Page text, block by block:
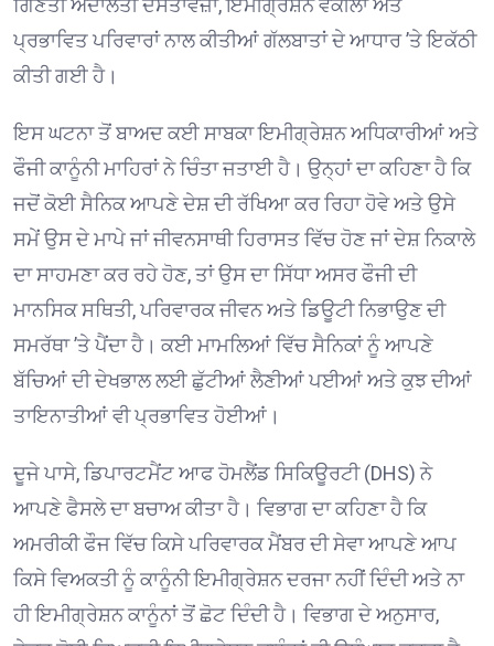
ਗਿਣਤੀ ਅਦਾਲਤੀ ਦਸਤਾਵੇਜ਼ਾਂ, ਇਮੀਗ੍ਰੇਸ਼ਨ ਵਕੀਲਾਂ ਅਤੇ
ਪ੍ਰਭਾਵਿਤ ਪਰਿਵਾਰਾਂ ਨਾਲ ਕੀਤੀਆਂ ਗੱਲਬਾਤਾਂ ਦੇ ਆਧਾਰ ’ਤੇ ਇਕੱਠੀ
ਕੀਤੀ ਗਈ ਹੈ। ⁠
ਇਸ ਘਟਨਾ ਤੋਂ ਬਾਅਦ ਕਈ ਸਾਬਕਾ ਇਮੀਗ੍ਰੇਸ਼ਨ ਅਧਿਕਾਰੀਆਂ ਅਤੇ
ਫੌਜੀ ਕਾਨੂੰਨੀ ਮਾਹਿਰਾਂ ਨੇ ਚਿੰਤਾ ਜਤਾਈ ਹੈ। ਉਨ੍ਹਾਂ ਦਾ ਕਹਿਣਾ ਹੈ ਕਿ
ਜਦੋਂ ਕੋਈ ਸੈਨਿਕ ਆਪਣੇ ਦੇਸ਼ ਦੀ ਰੱਖਿਆ ਕਰ ਰਿਹਾ ਹੋਵੇ ਅਤੇ ਉਸੇ
ਸਮੇਂ ਉਸ ਦੇ ਮਾਪੇ ਜਾਂ ਜੀਵਨਸਾਥੀ ਹਿਰਾਸਤ ਵਿੱਚ ਹੋਣ ਜਾਂ ਦੇਸ਼ ਨਿਕਾਲੇ
ਦਾ ਸਾਹਮਣਾ ਕਰ ਰਹੇ ਹੋਣ, ਤਾਂ ਉਸ ਦਾ ਸਿੱਧਾ ਅਸਰ ਫੌਜੀ ਦੀ
ਮਾਨਸਿਕ ਸਥਿਤੀ, ਪਰਿਵਾਰਕ ਜੀਵਨ ਅਤੇ ਡਿਊਟੀ ਨਿਭਾਉਣ ਦੀ
ਸਮਰੱਥਾ ’ਤੇ ਪੈਂਦਾ ਹੈ। ਕਈ ਮਾਮਲਿਆਂ ਵਿੱਚ ਸੈਨਿਕਾਂ ਨੂੰ ਆਪਣੇ
ਬੱਚਿਆਂ ਦੀ ਦੇਖਭਾਲ ਲਈ ਛੁੱਟੀਆਂ ਲੈਣੀਆਂ ਪਈਆਂ ਅਤੇ ਕੁਝ ਦੀਆਂ
ਤਾਇਨਾਤੀਆਂ ਵੀ ਪ੍ਰਭਾਵਿਤ ਹੋਈਆਂ। ⁠
ਦੂਜੇ ਪਾਸੇ, ਡਿਪਾਰਟਮੈਂਟ ਆਫ ਹੋਮਲੈਂਡ ਸਿਕਿਊਰਟੀ (DHS) ਨੇ
ਆਪਣੇ ਫੈਸਲੇ ਦਾ ਬਚਾਅ ਕੀਤਾ ਹੈ। ਵਿਭਾਗ ਦਾ ਕਹਿਣਾ ਹੈ ਕਿ
ਅਮਰੀਕੀ ਫੌਜ ਵਿੱਚ ਕਿਸੇ ਪਰਿਵਾਰਕ ਮੈਂਬਰ ਦੀ ਸੇਵਾ ਆਪਣੇ ਆਪ
ਕਿਸੇ ਵਿਅਕਤੀ ਨੂੰ ਕਾਨੂੰਨੀ ਇਮੀਗ੍ਰੇਸ਼ਨ ਦਰਜਾ ਨਹੀਂ ਦਿੰਦੀ ਅਤੇ ਨਾ
ਹੀ ਇਮੀਗ੍ਰੇਸ਼ਨ ਕਾਨੂੰਨਾਂ ਤੋਂ ਛੋਟ ਦਿੰਦੀ ਹੈ। ਵਿਭਾਗ ਦੇ ਅਨੁਸਾਰ,